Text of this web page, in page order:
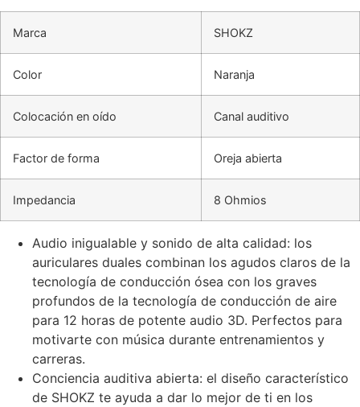
Marca SHOKZ
Color Naranja
Colocación en oído Canal auditivo
Factor de forma Oreja abierta
Impedancia 8 Ohmios
Audio inigualable y sonido de alta calidad: los
auriculares duales combinan los agudos claros de la
tecnología de conducción ósea con los graves
profundos de la tecnología de conducción de aire
para 12 horas de potente audio 3D. Perfectos para
motivarte con música durante entrenamientos y
carreras.
Conciencia auditiva abierta: el diseño característico
de SHOKZ te ayuda a dar lo mejor de ti en los